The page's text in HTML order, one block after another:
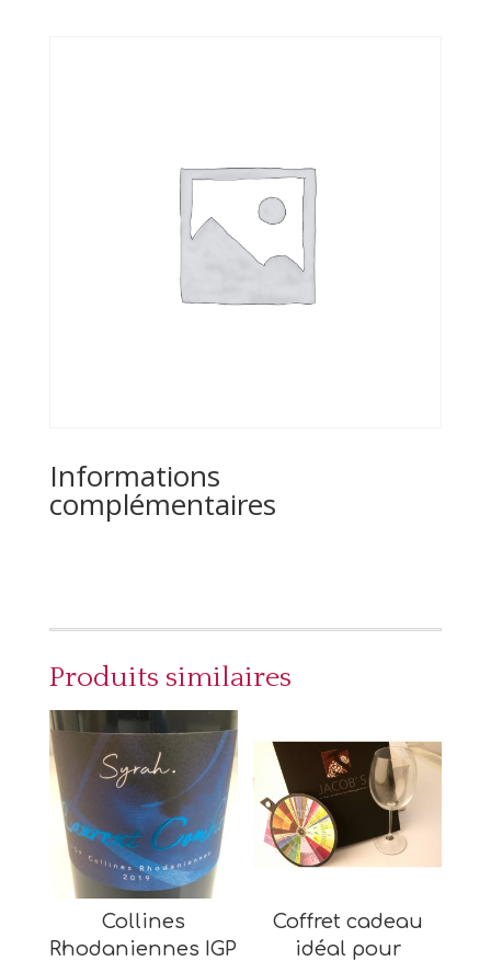
Informations
complémentaires
Produits similaires
Collines
Rhodaniennes IGP
Coffret cadeau
idéal pour